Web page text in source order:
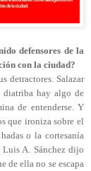
defensores de la
con la ciudad?
detractores. Salazar
diatriba hay algo de
de entenderse. Y
que ironiza sobre el
o la cortesanía
Luis A. Sánchez dijo
de ella no se escapa